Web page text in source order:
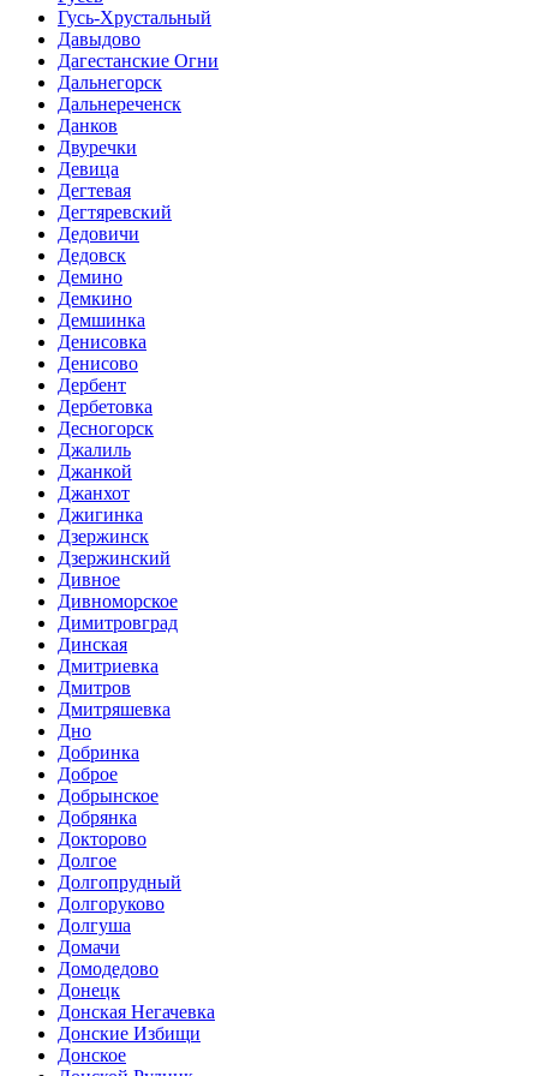
Гусь-Хрустальный
Давыдово
Дагестанские Огни
Дальнегорск
Дальнереченск
Данков
Двуречки
Девица
Дегтевая
Дегтяревский
Дедовичи
Дедовск
Демино
Демкино
Демшинка
Денисовка
Денисово
Дербент
Дербетовка
Десногорск
Джалиль
Джанкой
Джанхот
Джигинка
Дзержинск
Дзержинский
Дивное
Дивноморское
Димитровград
Динская
Дмитриевка
Дмитров
Дмитряшевка
Дно
Добринка
Доброе
Добрынское
Добрянка
Докторово
Долгое
Долгопрудный
Долгоруково
Долгуша
Домачи
Домодедово
Донецк
Донская Негачевка
Донские Избищи
Донское